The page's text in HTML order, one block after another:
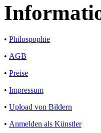
• Philospophie
• AGB
• Preise
• Impressum
• Upload von Bildern
• Anmelden als Künstler